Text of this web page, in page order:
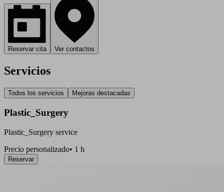
Reservar cita Ver contactos
Servicios
Todos los servicios Mejoras destacadas
Plastic_Surgery
Plastic_Surgery service
Precio personalizado• 1 h
Reservar